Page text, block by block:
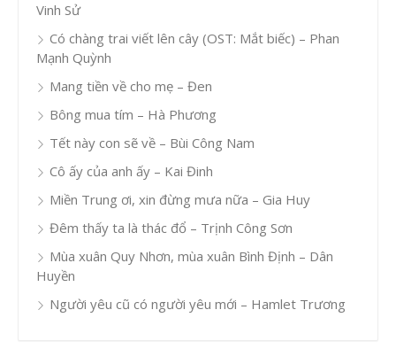
Vinh Sử
Có chàng trai viết lên cây (OST: Mắt biếc) – Phan
Mạnh Quỳnh
Mang tiền về cho mẹ – Đen
Bông mua tím – Hà Phương
Tết này con sẽ về – Bùi Công Nam
Cô ấy của anh ấy – Kai Đinh
Miền Trung ơi, xin đừng mưa nữa – Gia Huy
Đêm thấy ta là thác đổ – Trịnh Công Sơn
Mùa xuân Quy Nhơn, mùa xuân Bình Định – Dân
Huyền
Người yêu cũ có người yêu mới – Hamlet Trương